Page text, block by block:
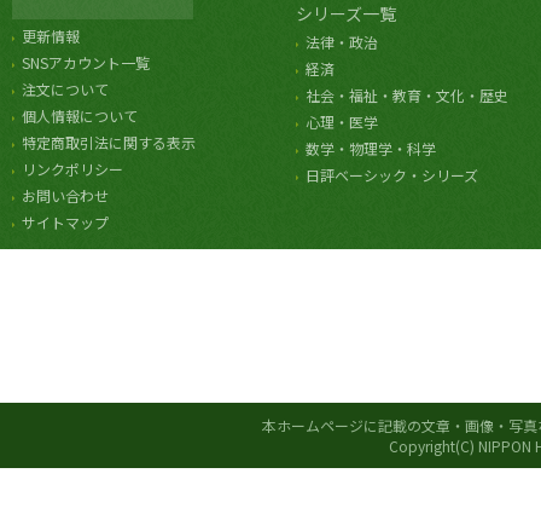
更新情報
SNSアカウント一覧
注文について
個人情報について
特定商取引法に関する表示
リンクポリシー
お問い合わせ
サイトマップ
シリーズ一覧
法律・政治
経済
社会・福祉・教育・文化・歴史
心理・医学
数学・物理学・科学
日評ベーシック・シリーズ
本ホームページに記載の文章・画像・写
Copyright(C) NIPPON